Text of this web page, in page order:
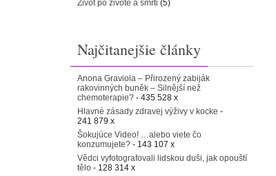
Život po živote a smrti (5)
Najčitanejšie články
Anona Graviola – Přirozený zabiják
rakovinných buněk – Silnější než
chemoterapie? - 435 528 x
Hlavné zásady zdravej výživy v kocke -
241 879 x
Šokujúce Video! …alebo viete čo
konzumujete? - 143 107 x
Vědci vyfotografovali lidskou duši, jak opouští
tělo - 128 314 x